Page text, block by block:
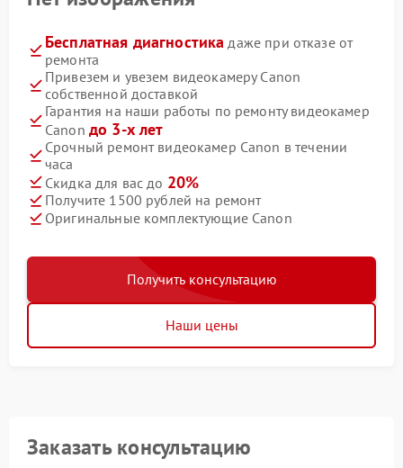
Бесплатная диагностика даже при отказе от
ремонта
Привезем и увезем видеокамеру Canon
собственной доставкой
Гарантия на наши работы по ремонту видеокамер
Canon до 3-х лет
Срочный ремонт видеокамер Canon в течении
часа
Скидка для вас до 20%
Получите 1500 рублей на ремонт
Оригинальные комплектующие Canon
Получить консультацию
Наши цены
Заказать консультацию